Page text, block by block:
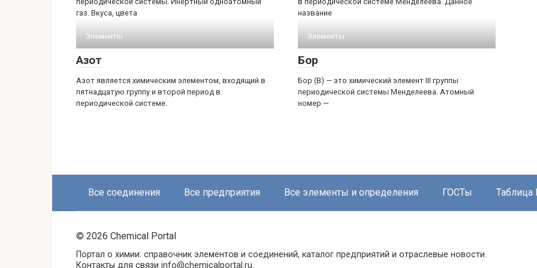
газ. Вкуса, цвета
название
Элементы
Азот
Азот является химическим элементом, входящий в
пятнадцатую группу и второй период в
периодической системе.
Элементы
Бор
Бор (B) — это химический элемент III группы
периодической системы Менделеева. Атомный
номер —
Все соединения Все предприятия Все элементы и определения ГОСТы
© 2026 Chemical Portal
Портал о химии: справочник элементов и соединений, каталог предприятий и отраслевые новости.
Контакты для связи info@chemicalportal.ru.